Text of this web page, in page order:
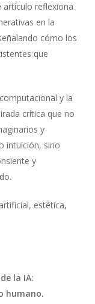
artículo reflexiona
en la
cómo los
que
y la
crítica que no
y
intuición, sino
y
estética,
la IA:
humano.